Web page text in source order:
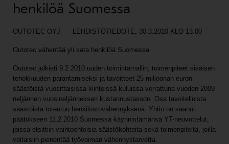
henkilöä Suomessa
OUTOTEC OYJ LEHDISTÖTIEDOTE, 30.3.2010 KLO 13.00
Outotec vähentää yli sata henkilöä Suomessa
Outotec julkisti 9.2.2010 uuden toimintamallin, toimenpiteet sisäisen
tehokkuuden parantamiseksi ja tavoitteet 25 miljoonan euron
säästöistä vuosittaisissa kiinteissä kuluissa verrattuna vuoden 2009
neljännen vuosineljänneksen kustannustasoon. Osa tavoitelluista
säästöistä toteutuu henkilöstövähennyksenä. Yhtiö on saanut
päätökseen 11.2.2010 Suomessa käynnistämänsä YT-neuvottelut,
joissa etsittiin vaihtoehtoisia säästökohteita sekä toimenpiteitä, joilla
voitaisiin pienentää työvoiman vähennystarvetta.